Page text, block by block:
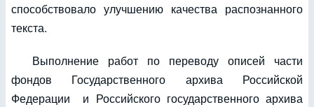
способствовало улучшению качества распознанного
текста.
Выполнение работ по переводу описей части
фондов Государственного архива Российской
Федерации и Российского государственного архива